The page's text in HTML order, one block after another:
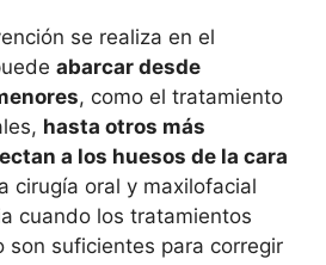
se realiza en el
abarcar desde
, como el tratamiento
hasta otros más
a los huesos de la cara
cirugía oral y maxilofacial
cuando los tratamientos
son suficientes para corregir